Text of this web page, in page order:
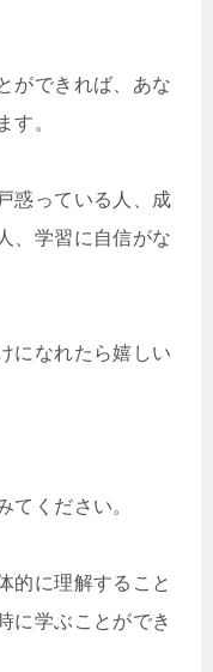
ができれば、あな
す。
惑っている人、成
、学習に自信がな
になれたら嬉しい
てください。
的に理解すること
に学ぶことができ